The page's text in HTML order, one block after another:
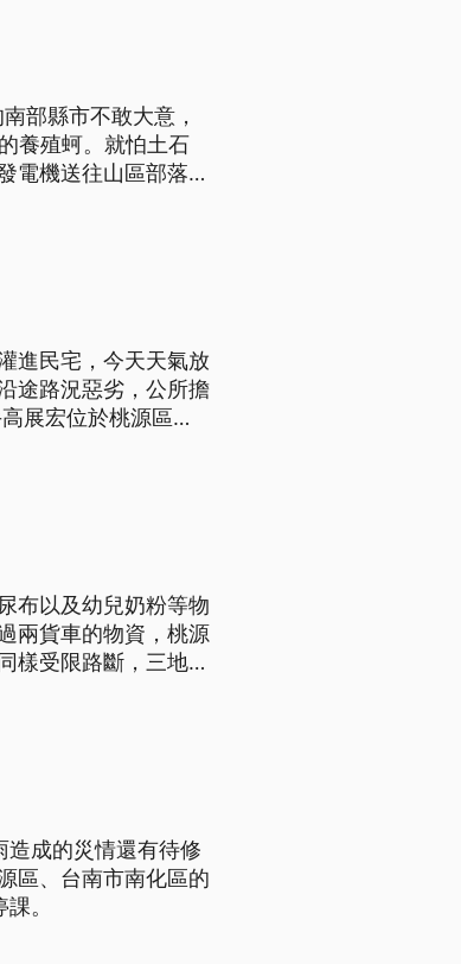
部縣市不敢大意，
養殖蚵。就怕土石
電機送往山區部落，
進民宅，今天天氣放
途路況惡劣，公所擔
展宏位於桃源區的
布以及幼兒奶粉等物
兩貨車的物資，桃源
樣受限路斷，三地門
成的災情還有待修
區、台南市南化區的
。